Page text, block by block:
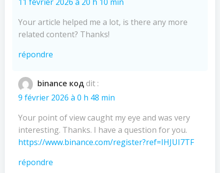
Your article helped me a lot, is there any more
related content? Thanks!
répondre
binance кодdit :
9 février 2026 à 0 h 48 min
Your point of view caught my eye and was very
interesting. Thanks. I have a question for you.
https://www.binance.com/register?ref=IHJUI7TF
répondre